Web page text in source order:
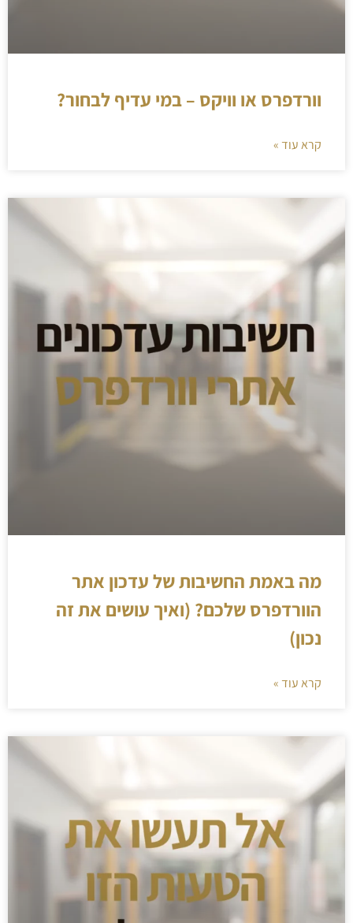
וורדפרס או וויקס – במי עדיף לבחור?
קרא עוד »
מה באמת החשיבות של עדכון אתר
הוורדפרס שלכם? (ואיך עושים את זה
נכון)
קרא עוד »